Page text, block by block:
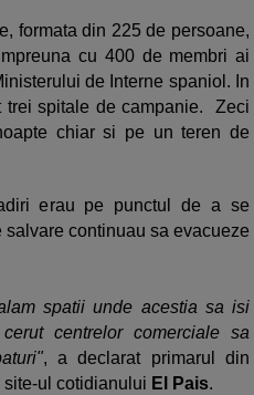
formata din 225 de persoane,
cu 400 de membri ai
de Interne spaniol. In
trei spitale de campanie. Zeci
chiar si pe un teren de
erau pe punctul de a se
continuau sa evacueze
spatii unde acestia sa isi
centrelor comerciale sa
, a declarat primarul din
site-ul cotidianului El Pais.